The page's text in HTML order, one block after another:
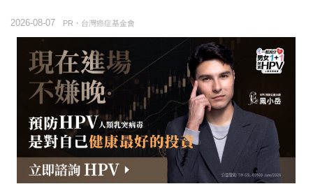
PR・台灣癌症基金會
2026-08-07